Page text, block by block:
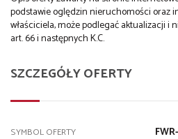
podstawie oględzin nieruchomości oraz
właściciela, może podlegać aktualizacji i
art. 66 i następnych K.C.
SZCZEGÓŁY OFERTY
SYMBOL OFERTY